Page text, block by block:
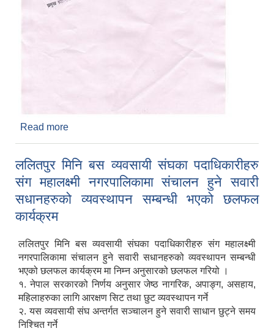
Read more
ललितपुर मिनि बस व्यवसायी संघका पदाधिकारीहरु
संग महालक्ष्मी नगरपालिकामा संचालन हुने सवारी
सधानहरुको व्यवस्थापन सम्बन्धी भएको छलफल
कार्यक्रम
ललितपुर मिनि बस व्यवसायी संघका पदाधिकारीहरु संग महालक्ष्मी
नगरपालिकामा संचालन हुने सवारी सधानहरुको व्यवस्थापन सम्बन्धी
भएको छलफल कार्यक्रम मा निम्न अनुसारको छलफल गरियो ।
१. नेपाल सरकारको निर्णय अनुसार जेष्ठ नागरिक, अपाङ्ग, असहाय,
महिलाहरुका लागि आरक्षण सिट तथा छुट व्यवस्थापन गर्ने
२. यस व्यवसायी संघ अन्तर्गत सञ्चालन हुने सवारी साधान छुट्ने समय
निश्चित गर्ने